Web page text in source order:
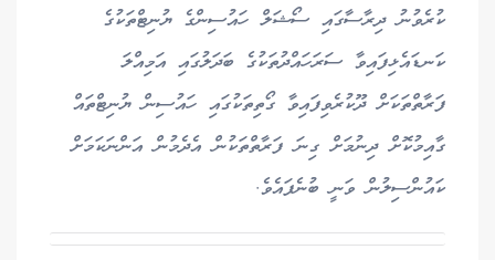
ކުރެވުނު ދިރާސާގައި ސޯޝަލް ހައުސިންގެ ޔުނިޓްތަކުގެ
ކަނޑައެޅިފައިވާ ސަރަހައްދުތަކުގެ ބަދަލުގައި އަމިއްލަ
ފަރާތްތަކަށް ދޫކުރެވިފައިވާ ގޯތިތަކުގައި ހައުސިން ޔުނިޓްތައް
ގާއިމުކޮށް ދިނުމަށް ގިނަ ފަރާތްތަކުން އެދެމުން އަންނަކަމަށް
ކައުންސިލުން ވަނީ ބުނެފައެވެ.